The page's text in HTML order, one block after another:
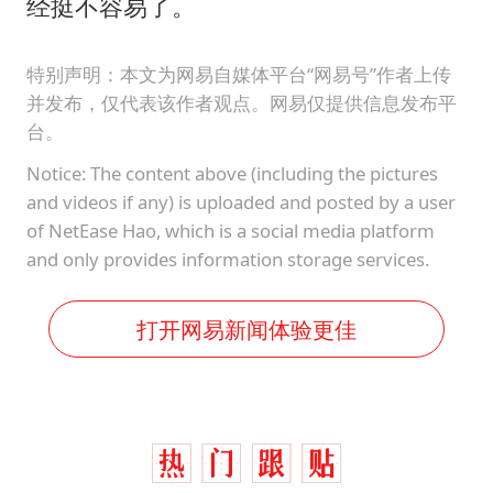
特别声明：本文为网易自媒体平台“网易号”作者上传
并发布，仅代表该作者观点。网易仅提供信息发布平
台。
Notice: The content above (including the pictures
and videos if any) is uploaded and posted by a user
of NetEase Hao, which is a social media platform
and only provides information storage services.
打开网易新闻体验更佳